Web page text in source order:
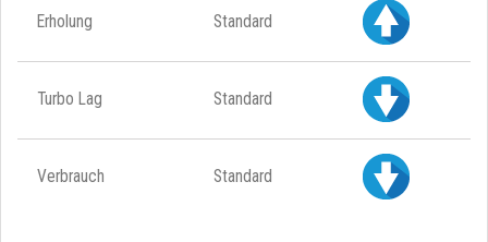
Erholung Standard
Turbo Lag Standard
Verbrauch Standard